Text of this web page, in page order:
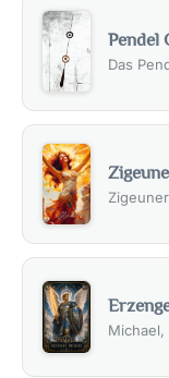
„Der Narr“ in
In der Astrologie
Uranus in
Rebellion, des
Ereignisse.
verlassen,
erkunden.
„Der Narr“ in
In der Psychologie
Neugier,
Erfahrungen. Er
offen für
Neugier und
Pendel
Das
Michael,